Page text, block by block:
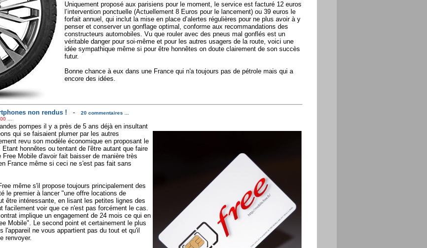
Uniquement proposé aux parisiens pour le moment, le service est facturé 12 euros
l’intervention ponctuelle (Actuellement 8 Euros pour le lancement) ou 39 euros le
forfait annuel, qui inclut la mise en place d’alertes régulières pour ne plus avoir à y
penser et conserver un gonflage optimal, conforme aux recommandations des
constructeurs automobiles. Vu que rouler avec des pneus mal gonflés est un
véritable danger pour soi-même et pour les autres usagers de la route, voici une
idée sympathique même si pour être honnêtes on doute clairement de son succès
futur.
Bonne chance à eux dans une France qui n'a toujours pas de pétrole mais qui a
encore des idées.
non rendus ! -
20 commentaires ...
...
pompes il y a près de 5 ans déjà en insultant
qui se faisaient plumer par les autres
revu son modèle économique en proposant le
honnêtes ou tentant de l'être autant que faire
Mobile d'avoir fait baisser de manière très
France même si ceci ne s'est pas fait sans
même s'il propose toujours principalement des
le premier à lancer "une offre locations de
être intéressante, en lisant les petites lignes des
facilement voir que ce n'est pas forcément le cas.
implique un engagement de 24 mois ce qui en
Mobile". Le second point et certainement le plus
l'appareil ne vous appartient pas du tout et qu'il
renvoyer.